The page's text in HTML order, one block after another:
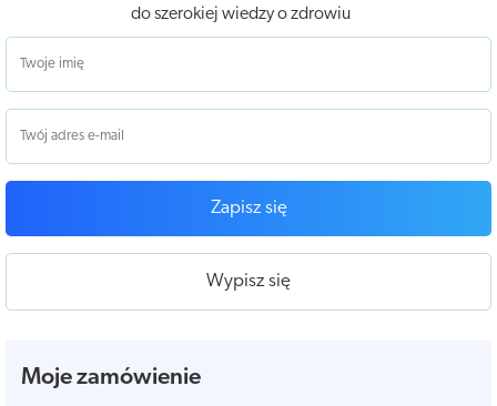
do szerokiej wiedzy o zdrowiu
Zapisz się
Wypisz się
Moje zamówienie